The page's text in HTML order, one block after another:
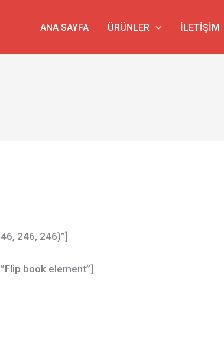
ANA SAYFA ÜRÜNLER İLETIŞIM
246, 246)”]
book element”]